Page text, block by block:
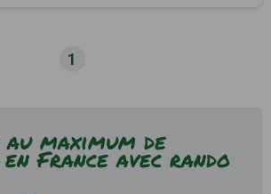
1
maximum de
France avec rando